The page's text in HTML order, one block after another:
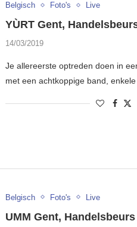
Belgisch Foto's Live
YÙRT Gent,
14/03/2019
Je allereerste optreden doen in
met een achtkoppige band,
Belgisch Foto's Live
UMM Gent, Handelsbeurs